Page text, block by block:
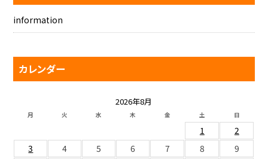
information
カレンダー
2026年8月
月 火 水 木 金 土 日
1
2
3
4 5 6 7 8
9